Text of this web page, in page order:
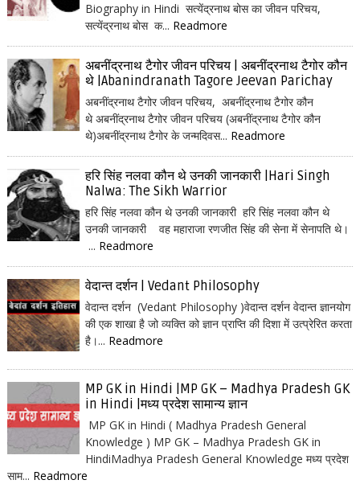
Biography in Hindi सत्येंद्रनाथ बोस का जीवन परिचय,
सत्येंद्रनाथ बोस क... Readmore
अबनींद्रनाथ टैगोर जीवन परिचय | अबनींद्रनाथ टैगोर कौन
थे |Abanindranath Tagore Jeevan Parichay
अबनींद्रनाथ टैगोर जीवन परिचय, अबनींद्रनाथ टैगोर कौन
थे अबनींद्रनाथ टैगोर जीवन परिचय (अबनींद्रनाथ टैगोर कौन
थे)अबनींद्रनाथ टैगोर के जन्मदिवस... Readmore
हरि सिंह नलवा कौन थे उनकी जानकारी |Hari Singh
Nalwa: The Sikh Warrior
हरि सिंह नलवा कौन थे उनकी जानकारी हरि सिंह नलवा कौन थे
उनकी जानकारी वह महाराजा रणजीत सिंह की सेना में सेनापति थे।
... Readmore
वेदान्त दर्शन | Vedant Philosophy
वेदान्त दर्शन (Vedant Philosophy )वेदान्त दर्शन वेदान्त ज्ञानयोग
की एक शाखा है जो व्यक्ति को ज्ञान प्राप्ति की दिशा में उत्प्रेरित करता
है।... Readmore
MP GK in Hindi |MP GK – Madhya Pradesh GK
in Hindi |मध्य प्रदेश सामान्य ज्ञान
MP GK in Hindi ( Madhya Pradesh General
Knowledge ) MP GK – Madhya Pradesh GK in
HindiMadhya Pradesh General Knowledge मध्य प्रदेश
साम... Readmore